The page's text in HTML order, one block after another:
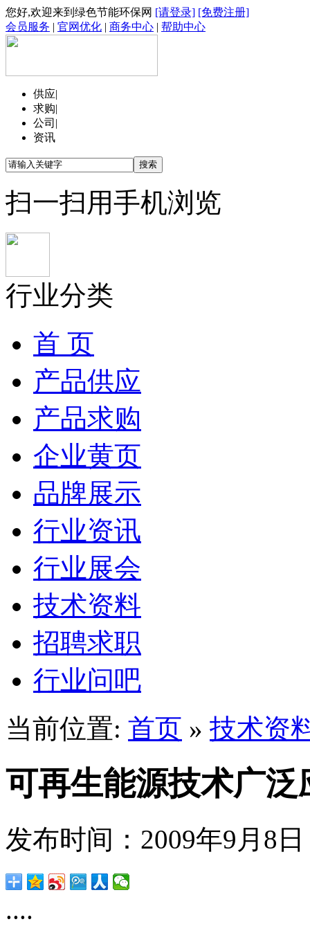
您好,欢迎来到绿色节能环保网 [请登录] [免费注册]
会员服务 | 官网优化 | 商务中心 | 帮助中心
供应|
求购|
公司 |
资讯
扫一扫用手机浏览
行业分类
首 页
产品供应
产品求购
企业黄页
品牌展示
行业资讯
行业展会
技术资料
招聘求职
行业问吧
当前位置: 首页 » 技术资
可再生能源技术广
发布时间：2009年9月8
....